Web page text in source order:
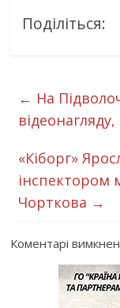
Поділіться:
← На
«Кіборг»
інспектором
Чорткова →
Коментарі